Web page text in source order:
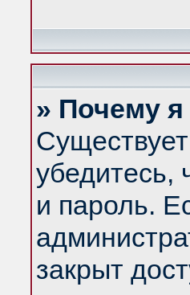
» Почему
убедитесь,
и пароль.
закрыт